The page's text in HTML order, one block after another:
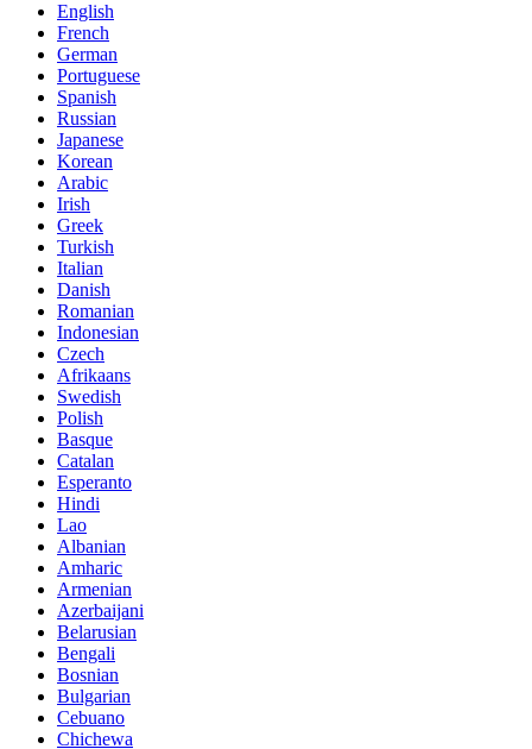
English
French
German
Portuguese
Spanish
Russian
Japanese
Korean
Arabic
Irish
Greek
Turkish
Italian
Danish
Romanian
Indonesian
Czech
Afrikaans
Swedish
Polish
Basque
Catalan
Esperanto
Hindi
Lao
Albanian
Amharic
Armenian
Azerbaijani
Belarusian
Bengali
Bosnian
Bulgarian
Cebuano
Chichewa